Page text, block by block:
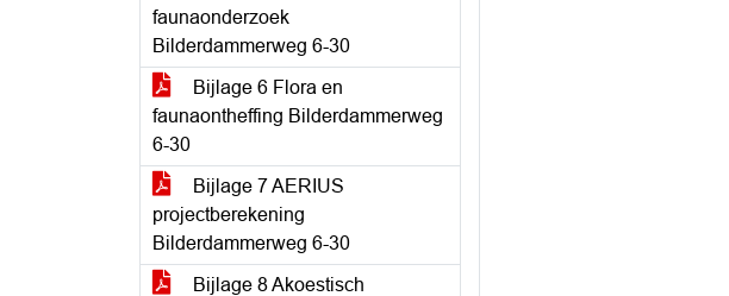
faunaonderzoek
Bilderdammerweg 6-30
Bijlage 6 Flora en
faunaontheffing Bilderdammerweg
6-30
Bijlage 7 AERIUS
projectberekening
Bilderdammerweg 6-30
Bijlage 8 Akoestisch